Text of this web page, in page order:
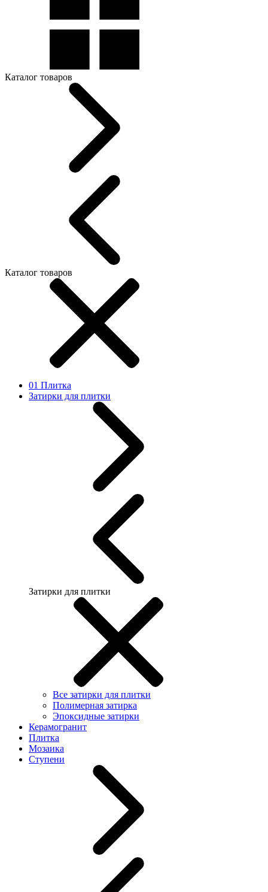
Каталог товаров
Каталог товаров
01 Плитка
Затирки для плитки
Затирки для плитки
Все затирки для плитки
Полимерная затирка
Эпоксидные затирки
Керамогранит
Плитка
Мозаика
Ступени